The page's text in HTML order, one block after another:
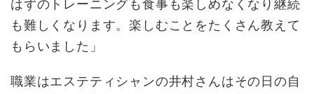
はずのトレーニングも食事も楽しめなくなり継続
も難しくなります。楽しむことをたくさん教えて
もらいました」
職業はエステティシャンの井村さんはその日の自